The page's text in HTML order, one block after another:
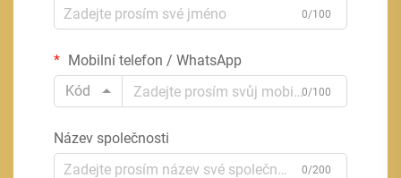
0/100
Mobilní telefon / WhatsApp
Kód
0/100
Název společnosti
0/200